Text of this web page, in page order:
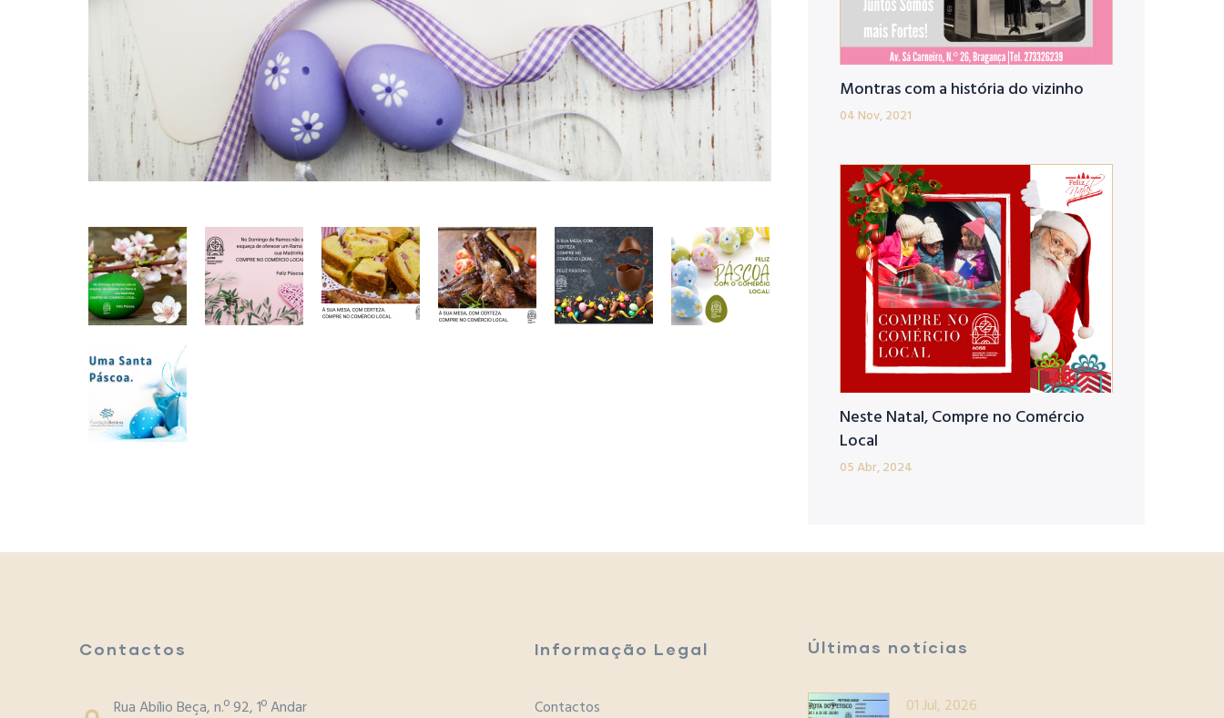
Montras com a história do vizinho
04 Nov, 2021
Neste Natal, Compre no Comércio
Local
05 Abr, 2024
Contactos
Rua Abílio Beça, n.º 92, 1º Andar
Informação Legal
Contactos
Últimas notícias
01 Jul, 2026